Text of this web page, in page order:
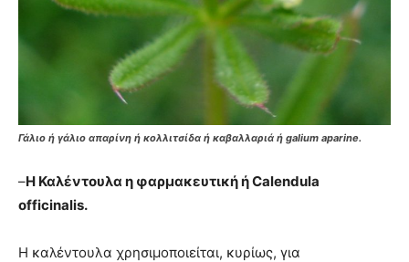
Γάλιο ή γάλιο απαρίνη ή κολλιτσίδα ή καβαλλαριά ή galium aparine.
–Η Καλέντουλα η φαρμακευτική ή Calendula
officinalis.
Η καλέντουλα χρησιμοποιείται, κυρίως, για